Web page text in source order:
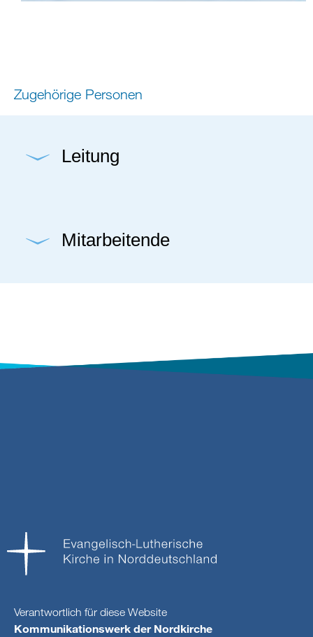
Zugehörige Personen
Leitung
Mitarbeitende
Verantwortlich für diese Website
Kommunikationswerk der Nordkirche